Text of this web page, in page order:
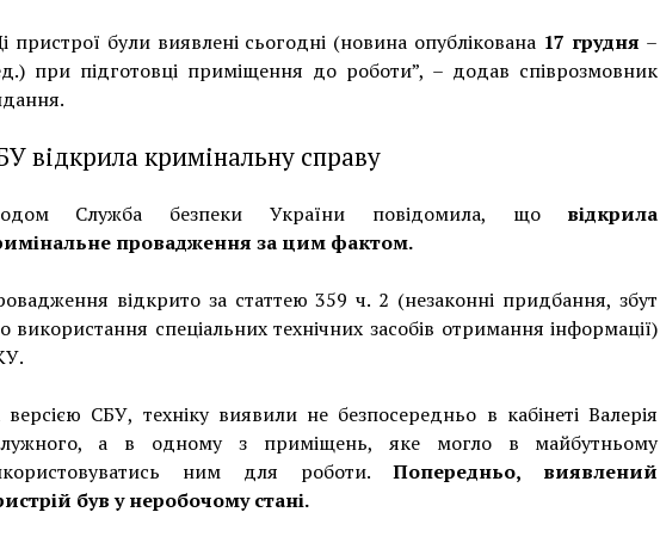
пристрої були виявлені сьогодні (новина опублікована 17 грудня –
при підготовці приміщення до роботи”, – додав співрозмовник
відкрила кримінальну справу
Служба безпеки України повідомила, щовідкрила
провадження за цим фактом.
відкрито за статтею 359 ч. 2 (незаконні придбання, збут
використання спеціальних технічних засобів отримання інформації)
версією СБУ, техніку виявили не безпосередньо в кабінеті Валерія
а в одному з приміщень, яке могло в майбутньому
ним для роботи.Попередньо, виявлений
був у неробочому стані.